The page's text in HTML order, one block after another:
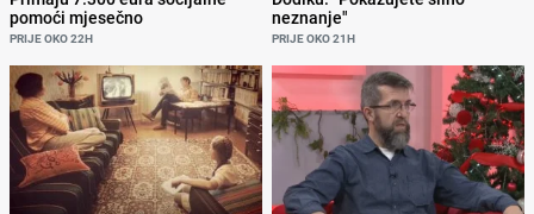
pomoći mjesečno
PRIJE OKO 22H
neznanje"
PRIJE OKO 21H